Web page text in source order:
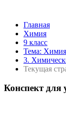
Главная
Химия
9 класс
Тема:
3.
Текущая
Конспект для